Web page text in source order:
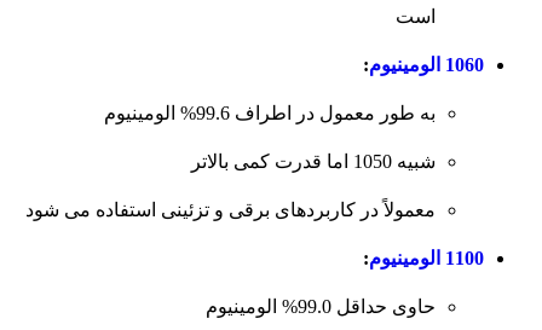
است
1060 الومینیوم :
به طور معمول در اطراف 99.6% الومینیوم
شبیه 1050 اما قدرت کمی بالاتر
معمولاً در کاربردهای برقی و تزئینی استفاده می شود
1100 الومینیوم :
حاوی حداقل 99.0% الومینیوم